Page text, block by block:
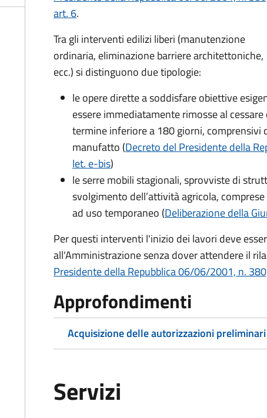
art. 6.
Tra gli interventi edilizi liberi (manutenzione
ordinaria, eliminazione barriere architettoniche,
ecc.) si distinguono due tipologie:
le opere dirette a soddisfare obiettive
essereimmediatamente rimosse al
termine inferiore a 180 giorni,
manufatto (Decreto del Presidente della
let. e-bis)
le serre mobili stagionali, sprovviste di
svolgimento dell’attività agricola,
ad uso temporaneo (Deliberazione della
Per questi interventi l'inizio dei lavori deve
all'Amministrazione senza dover attendere il
Presidente della Repubblica 06/06/2001, n.
Approfondimenti
Acquisizione delle autorizzazioni
Servizi